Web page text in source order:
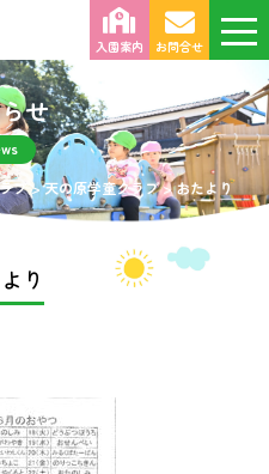
お問合せ
入園案内
せ
ブ>天の原学童クラブ>おたより
り